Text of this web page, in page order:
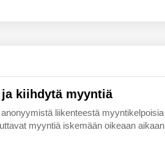
kiihdytä myyntiä
liikenteestä
myyntiä iskemään oikeaan